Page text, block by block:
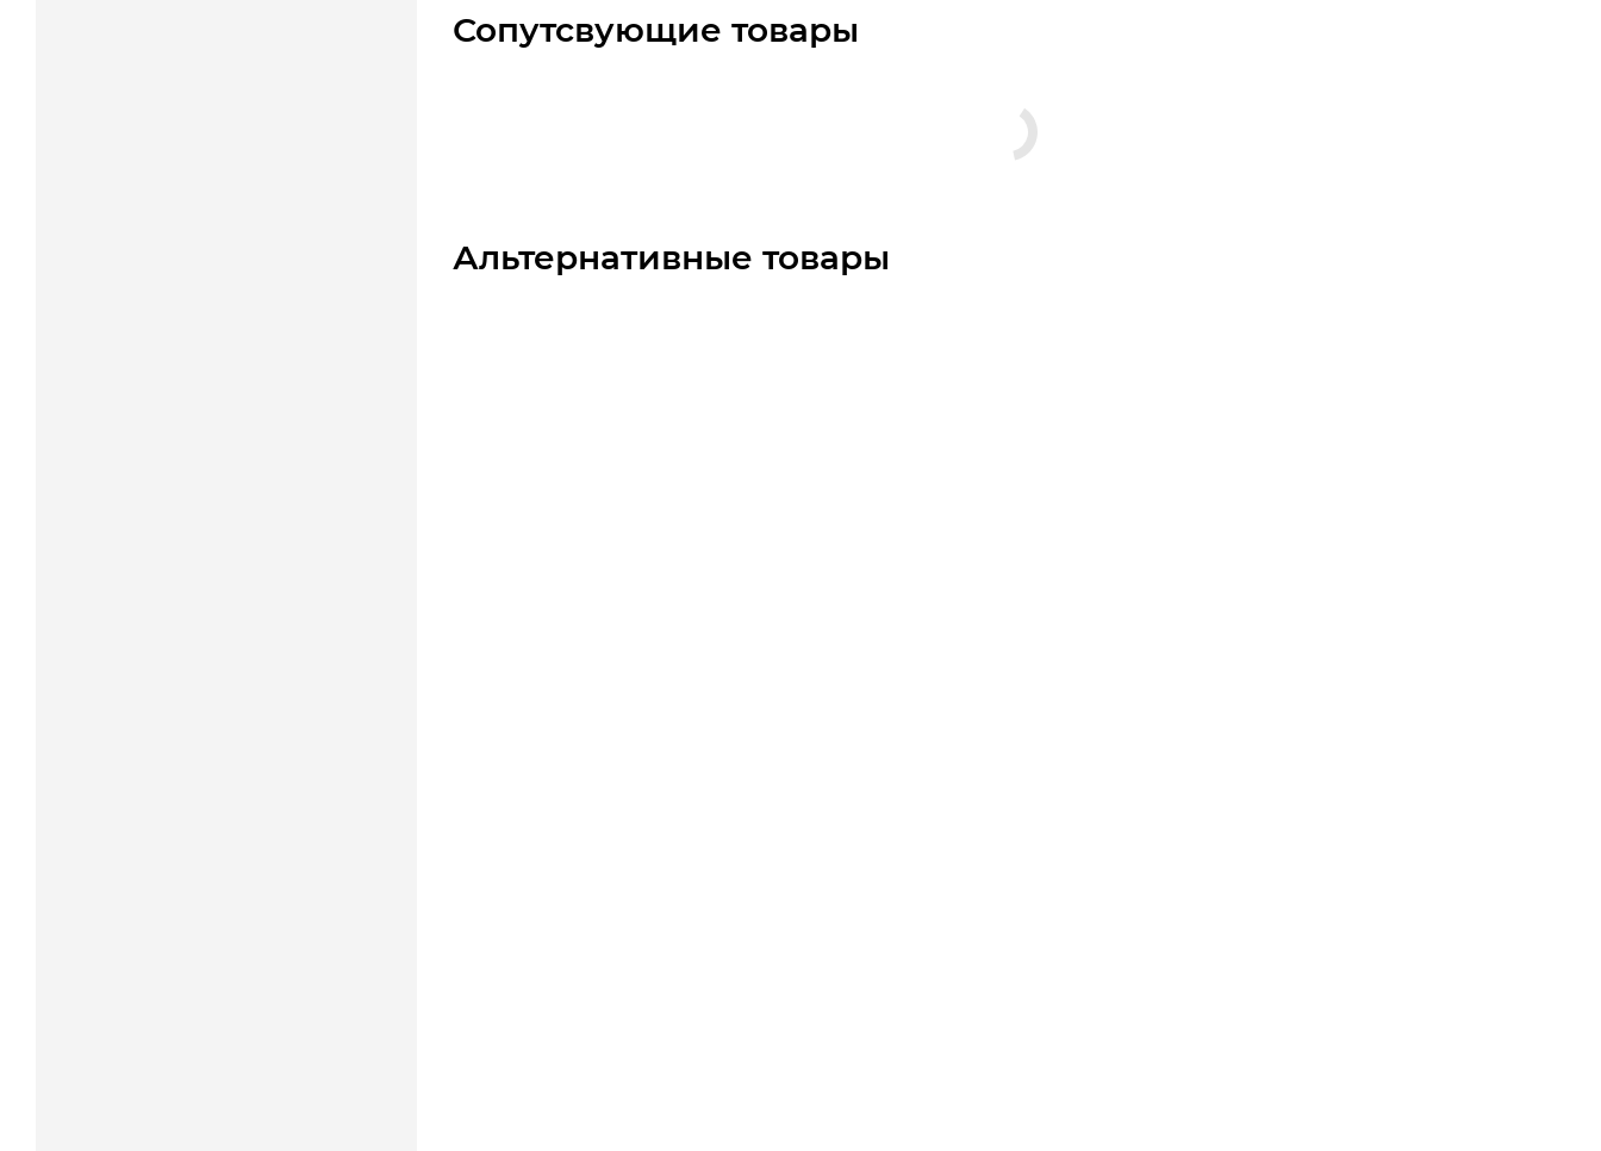
Сопутсвующие товары
Альтернативные товары